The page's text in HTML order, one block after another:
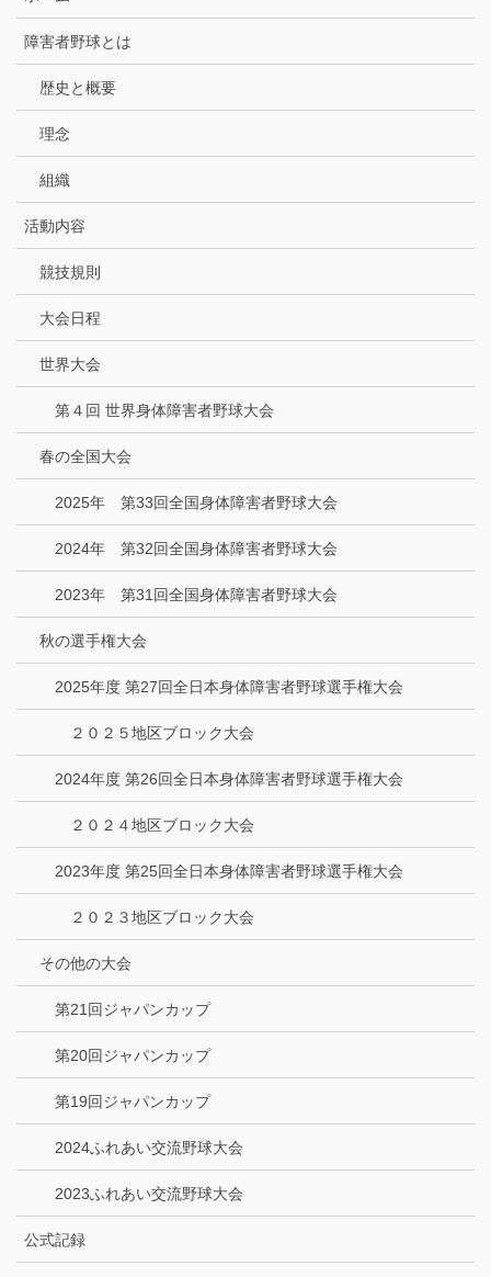
障害者野球とは
歴史と概要
理念
組織
活動内容
競技規則
大会日程
世界大会
第４回 世界身体障害者野球大会
春の全国大会
2025年 第33回全国身体障害者野球大会
2024年 第32回全国身体障害者野球大会
2023年 第31回全国身体障害者野球大会
秋の選手権大会
2025年度 第27回全日本身体障害者野球選手権大会
２０２５地区ブロック大会
2024年度 第26回全日本身体障害者野球選手権大会
２０２４地区ブロック大会
2023年度 第25回全日本身体障害者野球選手権大会
２０２３地区ブロック大会
その他の大会
第21回ジャパンカップ
第20回ジャパンカップ
第19回ジャパンカップ
2024ふれあい交流野球大会
2023ふれあい交流野球大会
公式記録